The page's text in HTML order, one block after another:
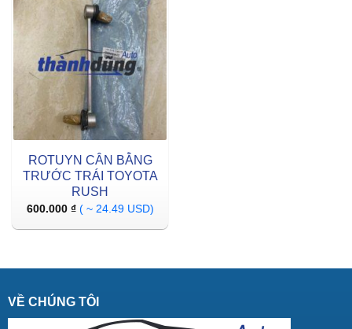
ROTUYN CÂN BẰNG
TRƯỚC TRÁI TOYOTA
RUSH
600.000 ₫ ( ~ 24.49 USD)
VỀ CHÚNG TÔI